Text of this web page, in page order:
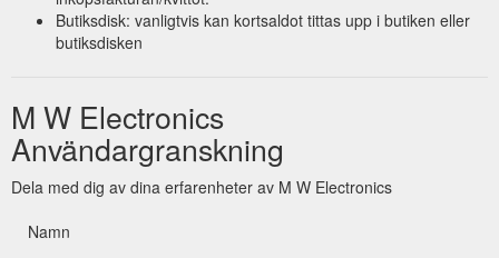
Butiksdisk: vanligtvis kan kortsaldot tittas upp i butiken eller
butiksdisken
M W Electronics
Användargranskning
Dela med dig av dina erfarenheter av M W Electronics
Namn